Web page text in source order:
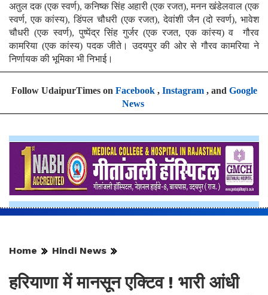
अतुल दक (एक स्वर्ण), कनिष्क सिंह अहारी (एक रजत), मनन खंडेलवाल (एक
स्वर्ण, एक कांस्य), डिंपल चौधरी (एक रजत), देवांशी जैन (दो स्वर्ण), भावेश
चौधरी (एक स्वर्ण), पुष्पेंद्र सिंह गुर्जर (एक रजत, एक कांस्य) व गौरव
कामरिया (एक कांस्य) पदक जीते। उदयपुर की ओर से गौरव कामरिया ने
निर्णायक की भूमिका भी निभाई।
Follow UdaipurTimes on Facebook, Instagram, and Google
News
Home Hindi News
हरियाणा में मानसून एक्टिव ! भारी आंधी